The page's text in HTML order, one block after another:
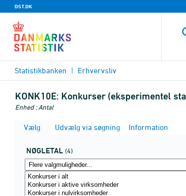
DST.DK
Statistikbanken Erhvervsliv
KONK10E: Konkurser (eksperimentel
Enhed : Antal
Vælg Udvælg via søgning Information
NØGLETAL (4)